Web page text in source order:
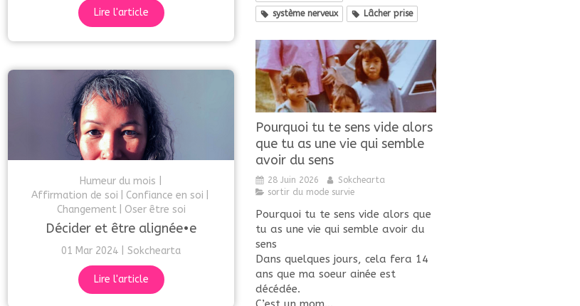
Lire l'article
Humeur du mois
Affirmation de soi
Confiance en soi
Changement
Oser être soi
Décider et être alignée•e
01 Mar 2024 Sokchearta
Lire l'article
système nerveux
Lâcher prise
Pourquoi tu te sens vide alors
que tu as une vie qui semble
avoir du sens
28 Juin 2026
Sokchearta
sortir du mode survie
Pourquoi tu te sens vide alors que
tu as une vie qui semble avoir du
sens
Dans quelques jours, cela fera 14
ans que ma soeur ainée est
décédée.